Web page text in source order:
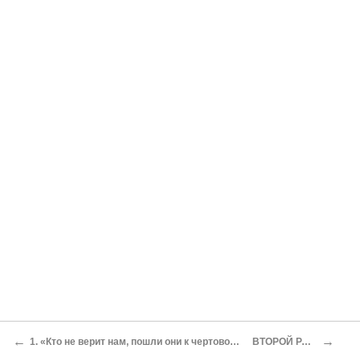
← 1. «Кто не верит нам, пошли они к чертовой матери!» ВТОРОЙ РАУНД →